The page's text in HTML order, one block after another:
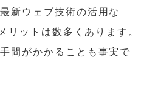
新ウェブ技術の活用な
リットは数多くあります。
間がかかることも事実で